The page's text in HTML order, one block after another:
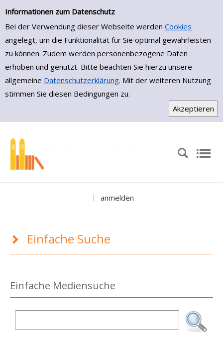
Einfache Suche
Informationen zum Datenschutz
Bei der Verwendung dieser Webseite werden Cookies
angelegt, um die Funktionalität für Sie optimal gewährleisten
zu können. Zudem werden personenbezogene Daten
erhoben und genutzt. Bitte beachten Sie hierzu unsere
allgemeine Datenschutzerklärung. Mit der weiteren Nutzung
stimmen Sie diesen Bedingungen zu.
Zur Detailanzeige springen
anmelden
Einfache Suche
Einfache Mediensuche